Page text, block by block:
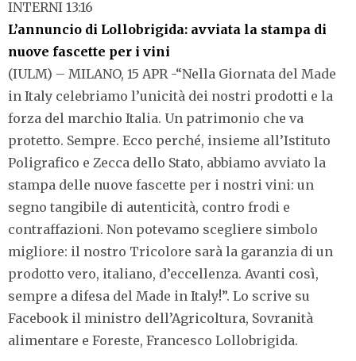
INTERNI 13:16
L’annuncio di Lollobrigida: avviata la stampa di
nuove fascette per i vini
(IULM) – MILANO, 15 APR -“Nella Giornata del Made
in Italy celebriamo l’unicità dei nostri prodotti e la
forza del marchio Italia. Un patrimonio che va
protetto. Sempre. Ecco perché, insieme all’Istituto
Poligrafico e Zecca dello Stato, abbiamo avviato la
stampa delle nuove fascette per i nostri vini: un
segno tangibile di autenticità, contro frodi e
contraffazioni. Non potevamo scegliere simbolo
migliore: il nostro Tricolore sarà la garanzia di un
prodotto vero, italiano, d’eccellenza. Avanti così,
sempre a difesa del Made in Italy!”. Lo scrive su
Facebook il ministro dell’Agricoltura, Sovranità
alimentare e Foreste, Francesco Lollobrigida.